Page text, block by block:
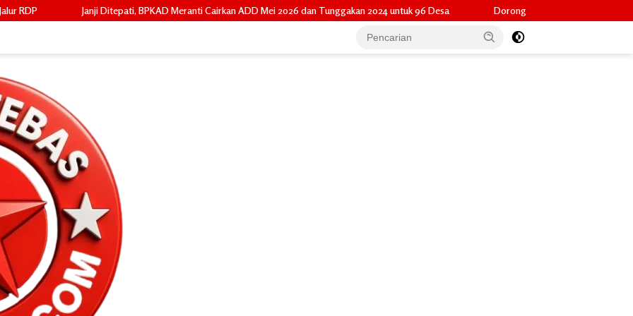
BPKAD Meranti Cairkan ADD Mei 2026 dan Tunggakan 2024 untuk 96 Desa Dorong Potensi Lokal Tembus Pasar Widya, Camat Pulau